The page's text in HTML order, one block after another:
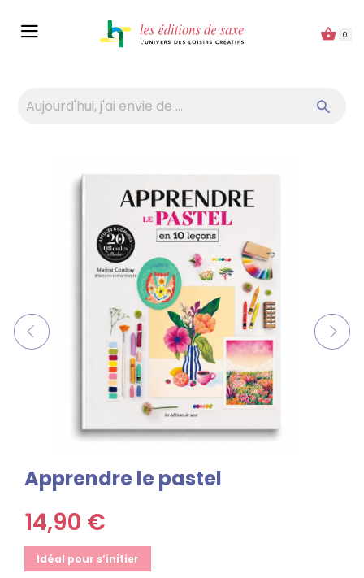
0
Apprendre le pastel
14,90 €
Idéal pour s’initier